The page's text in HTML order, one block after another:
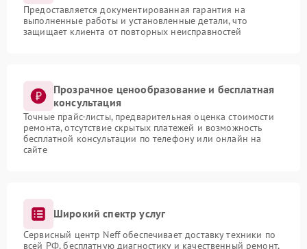
Предоставляется документированная гарантия на
выполненные работы и установленные детали, что
защищает клиента от повторных неисправностей
Прозрачное ценообразование и бесплатная
консультация
Точные прайс-листы, предварительная оценка стоимости
ремонта, отсутствие скрытых платежей и возможность
бесплатной консультации по телефону или онлайн на
сайте
Широкий спектр услуг
Сервисный центр Neff обеспечивает доставку техники по
всей РФ, бесплатную диагностику и качественный ремонт,